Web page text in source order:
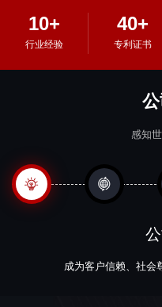
10+
行业经验
40+
专利证书
感知
成为客户信赖、社会